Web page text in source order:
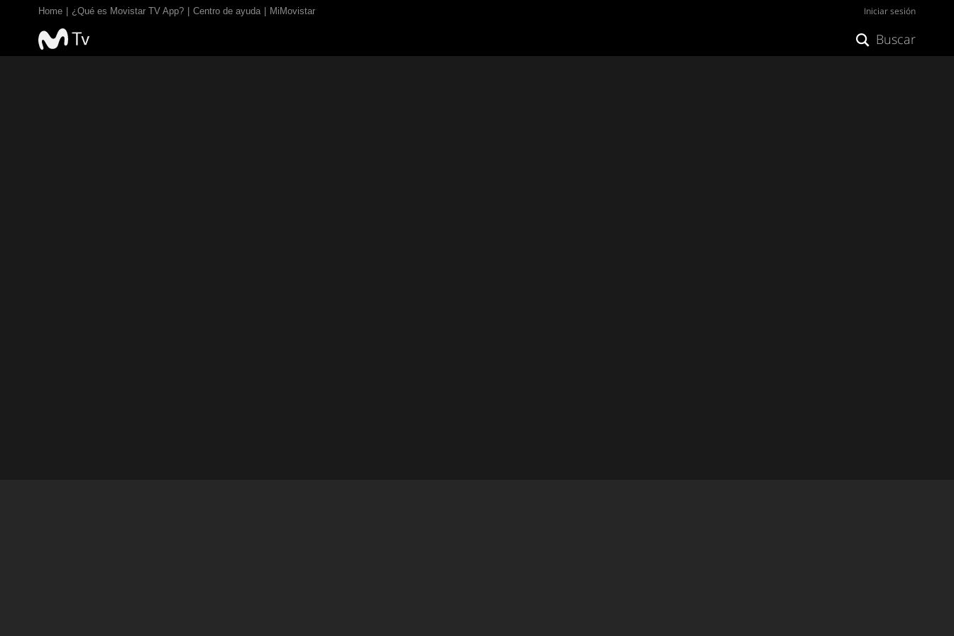
Home ¿Qué es Movistar TV App? Centro de ayuda MiMovistar Iniciar sesión
Buscar